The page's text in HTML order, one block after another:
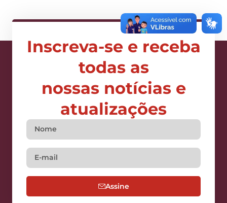
Inscreva-se e receba
todas as
nossas notícias e
atualizações
Assine